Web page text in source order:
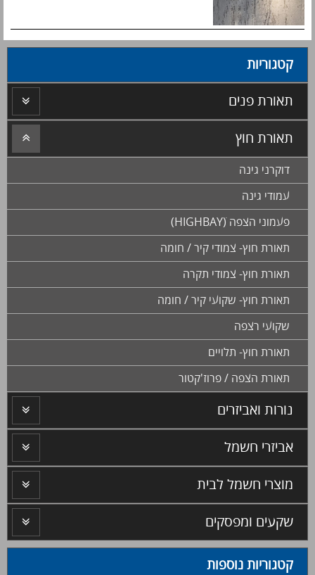
קטגוריות
תאורת פנים
תאורת חוץ
דוקרני גינה
עמודי גינה
פעמוני הצפה (HIGHBAYׂ)
תאורת חוץ- צמודי קיר / חומה
תאורת חוץ- צמודי תקרה
תאורת חוץ- שקועי קיר / חומה
שקועי רצפה
תאורת חוץ- תלויים
תאורת הצפה / פרוז'קטור
נורות ואביזרים
אביזרי חשמל
מוצרי חשמל לבית
שקעים ומפסקים
קטגוריות נוספות